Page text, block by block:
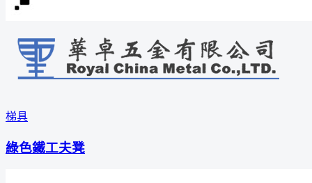
梯具
綠色鐵工夫凳